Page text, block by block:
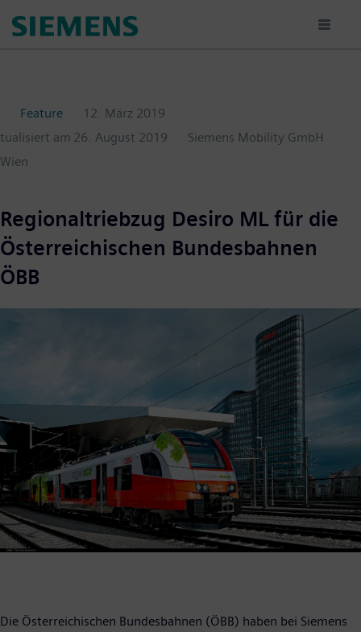
para
Feature
12. März 2019
am 26. August 2019
Siemens Mobility GmbH
Wien
Regionaltriebzug Desiro ML für die
Österreichischen Bundesbahnen
ÖBB
Die Österreichischen Bundesbahnen (ÖBB) haben bei Siemens